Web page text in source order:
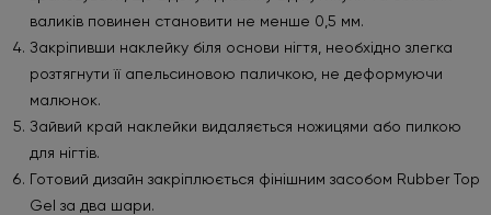
валиків повинен становити не менше 0,5 мм.
Закріпивши наклейку біля основи нігтя, необхідно злегка
розтягнути її апельсиновою паличкою, не деформуючи
малюнок.
Зайвий край наклейки видаляється ножицями або пилкою
для нігтів.
Готовий дизайн закріплюється фінішним засобом Rubber Top
Gel за два шари.